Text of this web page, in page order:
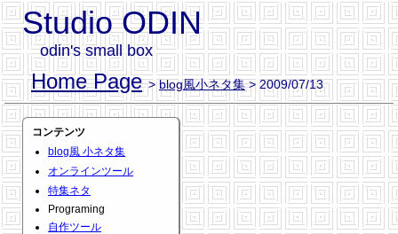
Studio ODIN
odin's small box
Home Page >blog風小ネタ集> 2009/07/13
コンテンツ
blog風 小ネタ集
オンラインツール
特集ネタ
Programing
自作ツール